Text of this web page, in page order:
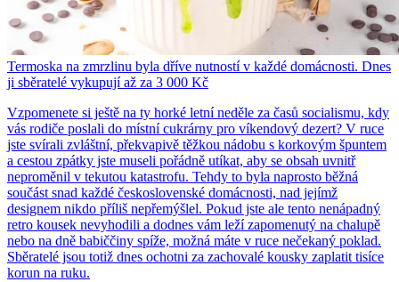
Termoska na zmrzlinu byla dříve nutností v každé domácnosti. Dnes
ji sběratelé vykupují až za 3 000 Kč
Vzpomenete si ještě na ty horké letní neděle za časů socialismu, kdy
vás rodiče poslali do místní cukrárny pro víkendový dezert? V ruce
jste svírali zvláštní, překvapivě těžkou nádobu s korkovým špuntem
a cestou zpátky jste museli pořádně utíkat, aby se obsah uvnitř
neproměnil v tekutou katastrofu. Tehdy to byla naprosto běžná
součást snad každé československé domácnosti, nad jejímž
designem nikdo příliš nepřemýšlel. Pokud jste ale tento nenápadný
retro kousek nevyhodili a dodnes vám leží zapomenutý na chalupě
nebo na dně babiččiny spíže, možná máte v ruce nečekaný poklad.
Sběratelé jsou totiž dnes ochotni za zachovalé kousky zaplatit tisíce
korun na ruku.